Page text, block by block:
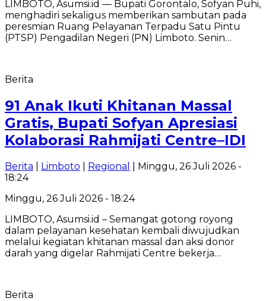
LIMBOTO, Asumsi.id — Bupati Gorontalo, Sofyan Puhi,
menghadiri sekaligus memberikan sambutan pada
peresmian Ruang Pelayanan Terpadu Satu Pintu
(PTSP) Pengadilan Negeri (PN) Limboto. Senin…
Berita
91 Anak Ikuti Khitanan Massal
Gratis, Bupati Sofyan Apresiasi
Kolaborasi Rahmijati Centre–IDI
Berita Limboto Regional
| Minggu, 26 Juli 2026 -
18:24
Minggu, 26 Juli 2026 - 18:24
LIMBOTO, Asumsi.id – Semangat gotong royong
dalam pelayanan kesehatan kembali diwujudkan
melalui kegiatan khitanan massal dan aksi donor
darah yang digelar Rahmijati Centre bekerja…
Berita